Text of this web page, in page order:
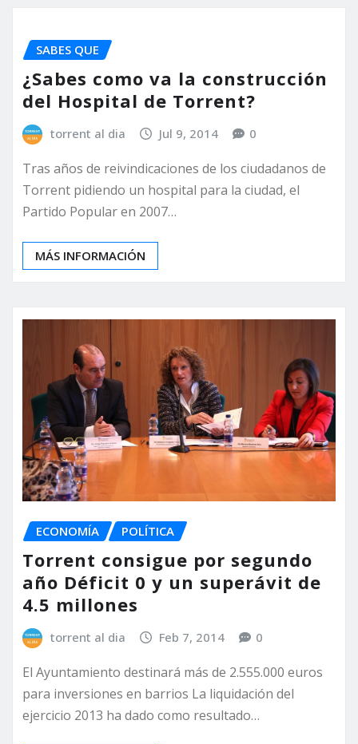
SABES QUE
¿Sabes como va la construcción
del Hospital de Torrent?
torrent al dia Jul 9, 2014 0
Tras años de reivindicaciones de los ciudadanos de
Torrent pidiendo un hospital para la ciudad, el
Partido Popular en 2007…
MÁS INFORMACIÓN
ECONOMÍA POLÍTICA
Torrent consigue por segundo
año Déficit 0 y un superávit de
4.5 millones
torrent al dia Feb 7, 2014 0
El Ayuntamiento destinará más de 2.555.000 euros
para inversiones en barrios La liquidación del
ejercicio 2013 ha dado como resultado…